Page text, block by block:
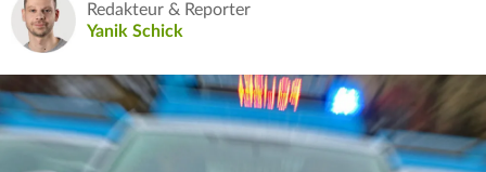
Redakteur & Reporter
Yanik Schick